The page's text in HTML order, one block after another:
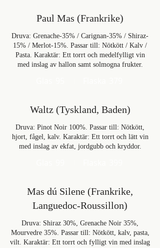
Paul Mas (Frankrike)
Druva: Grenache-35% / Carignan-35% / Shiraz-
15% / Merlot-15%. Passar till: Nötkött / Kalv /
Pasta. Karaktär: Ett torrt och medelfylligt vin
med inslag av hallon samt solmogna frukter.
Waltz (Tyskland, Baden)
Druva: Pinot Noir 100%. Passar till: Nötkött,
hjort, fågel, kalv. Karaktär: Ett torrt och lätt vin
med inslag av ekfat, jordgubb och kryddor.
Mas dú Silene (Frankrike,
Languedoc-Roussillon)
Druva: Shiraz 30%, Grenache Noir 35%,
Mourvedre 35%. Passar till: Nötkött, kalv, pasta,
vilt. Karaktär: Ett torrt och fylligt vin med inslag